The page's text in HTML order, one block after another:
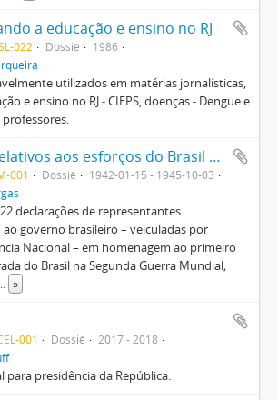
a educação e ensino no RJ
022 Dossiê
1986
utilizados em matérias jornalísticas,
e ensino no RJ - CIEPS, doenças - Dengue e
Documentos relativos aos esforços do Brasil contra os países totalitários em prol da solidariedade pan-americana, durante a Segunda Guerra
001 Dossiê
1942-01-15 - 1945-10-03
declarações de representantes
governo brasileiro – veiculadas por
Nacional – em homenagem ao primeiro
do Brasil na Segunda Guerra Mundial;
»
001 Dossiê
2017 - 2018
para presidência da República.